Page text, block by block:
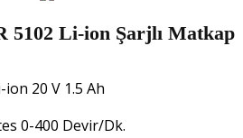
Li-ion Şarjlı Matkap
ion 20 V 1.5 Ah
0-400 Devir/Dk.